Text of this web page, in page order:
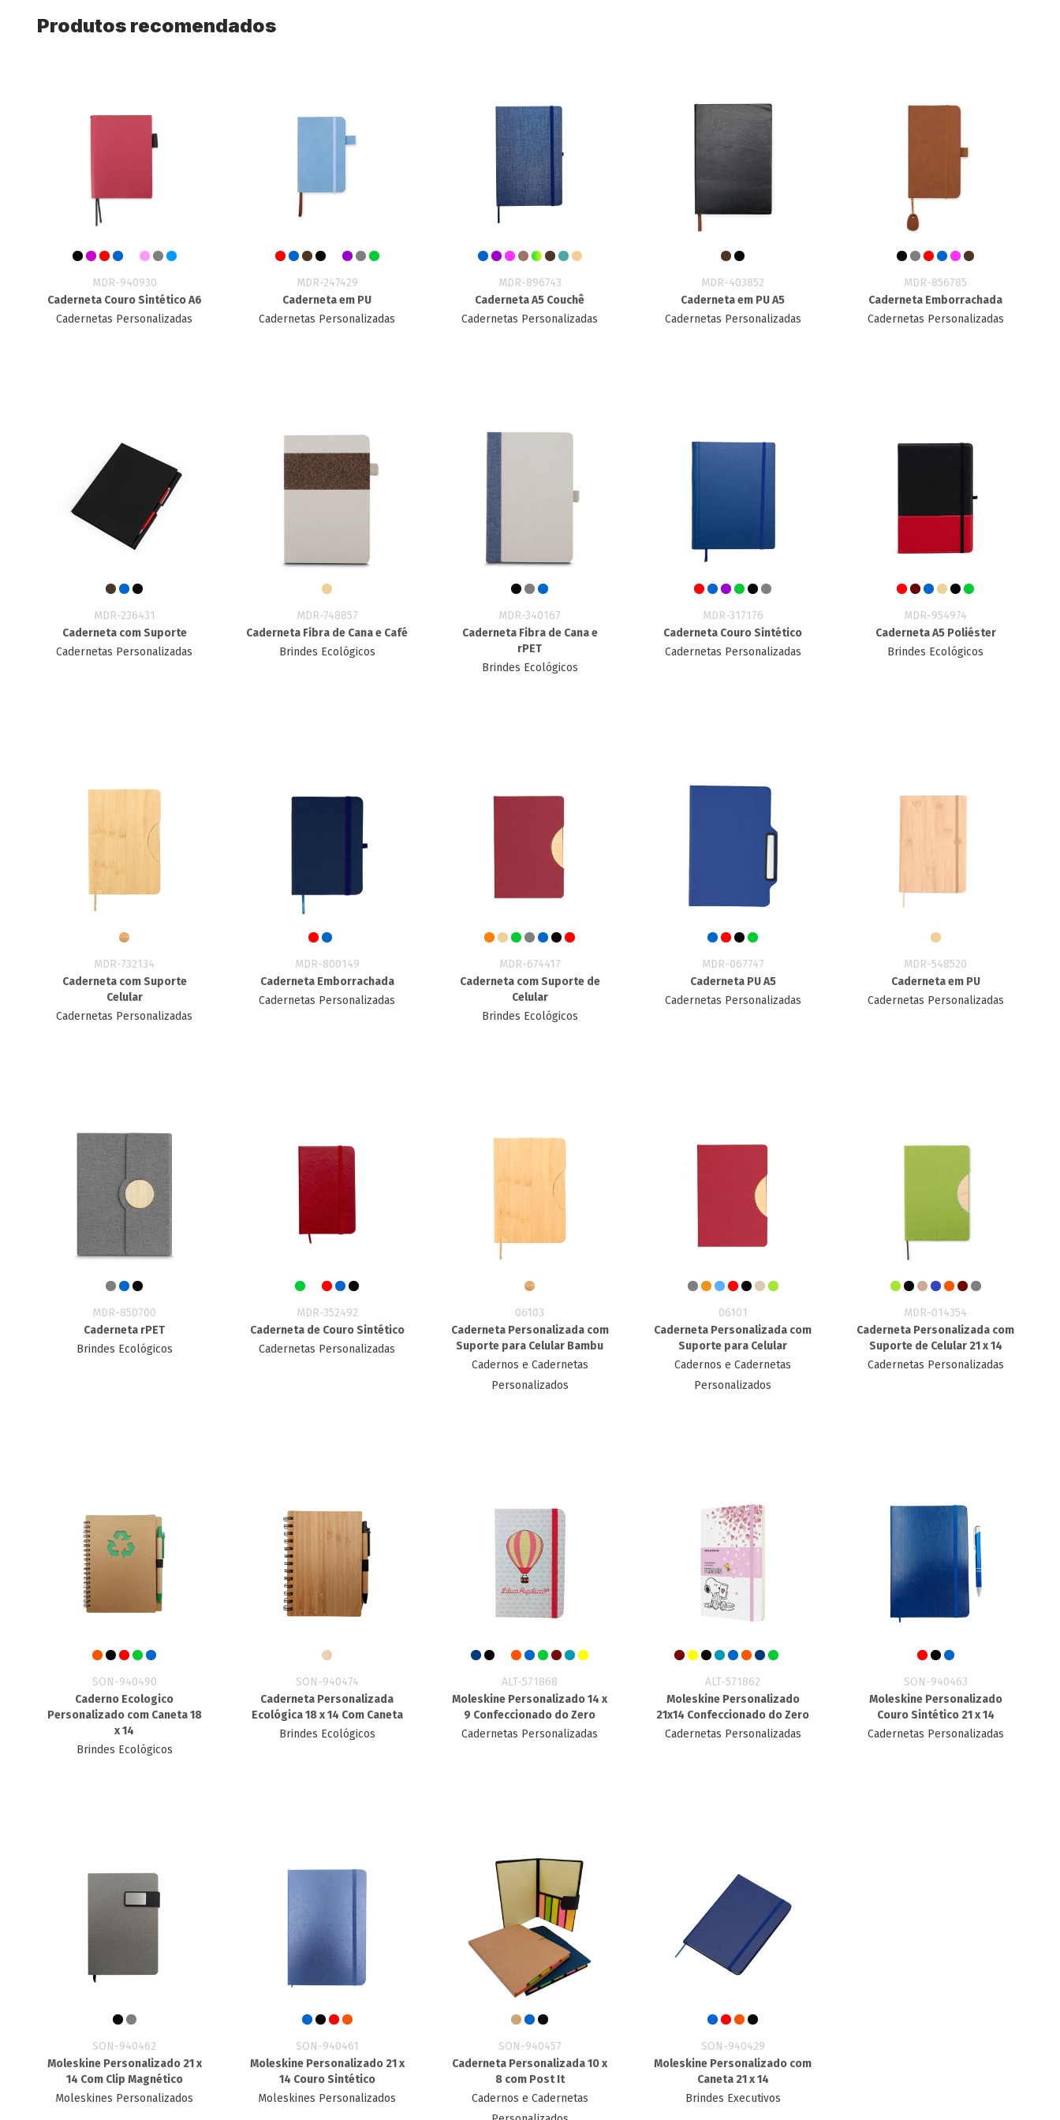
Produtos recomendados
MDR-940930
Caderneta Couro Sintético A6
Cadernetas Personalizadas
MDR-247429
Caderneta em PU
Cadernetas Personalizadas
MDR-896743
Caderneta A5 Couchê
Cadernetas Personalizadas
MDR-403852
Caderneta em PU A5
Cadernetas Personalizadas
MDR-856785
Caderneta Emborrachada
Cadernetas Personalizadas
MDR-236431
Caderneta com Suporte
Cadernetas Personalizadas
MDR-748857
Caderneta Fibra de Cana e Café
Brindes Ecológicos
MDR-340167
Caderneta Fibra de Cana e
rPET
Brindes Ecológicos
MDR-317176
Caderneta Couro Sintético
Cadernetas Personalizadas
MDR-954974
Caderneta A5 Poliéster
Brindes Ecológicos
MDR-732134
Caderneta com Suporte
Celular
Cadernetas Personalizadas
MDR-800149
Caderneta Emborrachada
Cadernetas Personalizadas
MDR-674417
Caderneta com Suporte de
Celular
Brindes Ecológicos
MDR-067747
Caderneta PU A5
Cadernetas Personalizadas
MDR-548520
Caderneta em PU
Cadernetas Personalizadas
MDR-850700
Caderneta rPET
Brindes Ecológicos
MDR-352492
Caderneta de Couro Sintético
Cadernetas Personalizadas
06103
Caderneta Personalizada com
Suporte para Celular Bambu
Cadernos e Cadernetas
Personalizados
06101
Caderneta Personalizada com
Suporte para Celular
Cadernos e Cadernetas
Personalizados
MDR-014354
Caderneta Personalizada com
Suporte de Celular 21 x 14
Cadernetas Personalizadas
SON-940490
Caderno Ecologico
Personalizado​ com Caneta 18
x 14
Brindes Ecológicos
SON-940474
Caderneta Personalizada
Ecológica 18 x 14 Com Caneta
Brindes Ecológicos
ALT-571868
Moleskine Personalizado 14 x
9 Confeccionado do Zero
Cadernetas Personalizadas
ALT-571862
Moleskine Personalizado
21x14 Confeccionado do Zero
Cadernetas Personalizadas
SON-940463
Moleskine Personalizado
Couro Sintético 21 x 14
Cadernetas Personalizadas
SON-940462
Moleskine Personalizado 21 x
14 Com Clip Magnético
Moleskines Personalizados
SON-940461
Moleskine Personalizado 21 x
14 Couro Sintético
Moleskines Personalizados
SON-940457
Caderneta Personalizada 10 x
8 com Post It
Cadernos e Cadernetas
SON-940429
Moleskine Personalizado com
Caneta 21 x 14
Brindes Executivos